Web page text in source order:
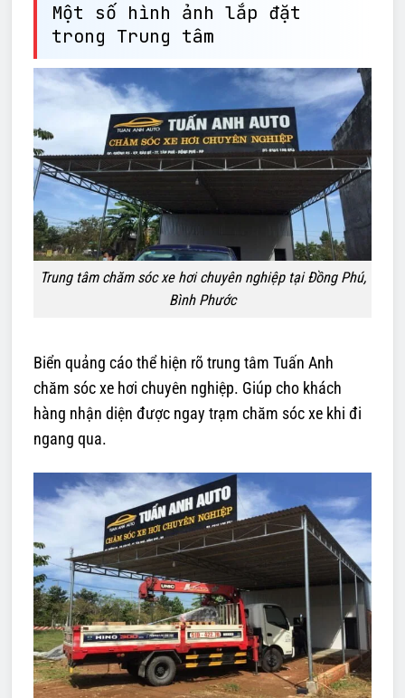
Một số hình ảnh lắp đặt
trong Trung tâm
Trung tâm chăm sóc xe hơi chuyên nghiệp tại Đồng Phú,
Bình Phước
Biển quảng cáo thể hiện rõ trung tâm Tuấn Anh
chăm sóc xe hơi chuyên nghiệp. Giúp cho khách
hàng nhận diện được ngay trạm chăm sóc xe khi đi
ngang qua.